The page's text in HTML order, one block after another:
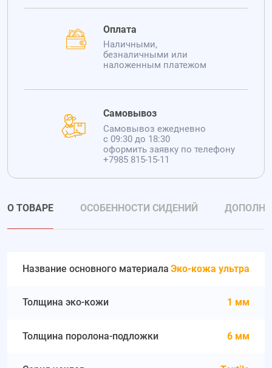
Оплата
Наличными,
безналичными или
наложенным платежом
Самовывоз
Самовывоз ежедневно
с 09:30 до 18:30
оформить заявку по телефону
+7985 815-15-11
О ТОВАРЕ ОСОБЕННОСТИ СИДЕНИЙ
Название основного материала Эко-кожа ультра
Толщина эко-кожи 1 мм
Толщина поролона-подложки 6 мм